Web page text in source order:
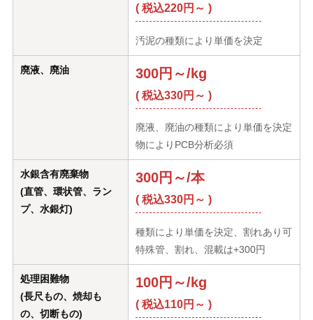
( 税込220円～ )
汚泥の種類により単価を決定
廃液、廃油 300円～/kg
( 税込330円～ )
廃液、廃油の種類により単価を決定
物によりPCB分析必須
水銀含有廃棄物
(直管、環状管、ラン
プ、水銀灯)
300円～/本
( 税込330円～ )
種類により単価を決定、割れあり可
特殊管、割れ、混載は+300円
処理困難物
(長尺もの、焼却も
の、切断もの)
100円～/kg
( 税込110円～ )